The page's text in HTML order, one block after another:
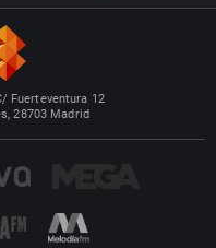
Fuerteventura 12
28703 Madrid